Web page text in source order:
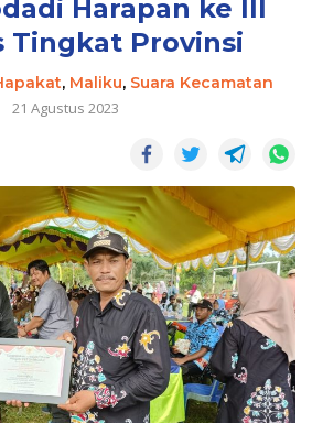
Harapan ke III
Tingkat Provinsi
, Maliku, Suara Kecamatan
21 Agustus 2023